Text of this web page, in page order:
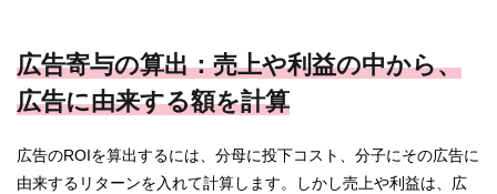
広告寄与の算出：売上や利益の中から、
広告に由来する額を計算
広告のROIを算出するには、分母に投下コスト、分子にその広告に
由来するリターンを入れて計算します。しかし売上や利益は、広